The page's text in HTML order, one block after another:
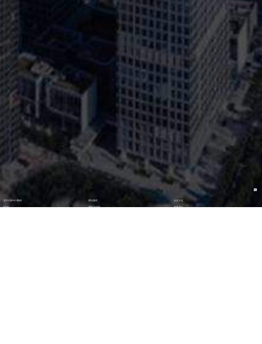
关于CGPAY数码 理论著作 企业文化
ESG 资讯与活动 联系我们